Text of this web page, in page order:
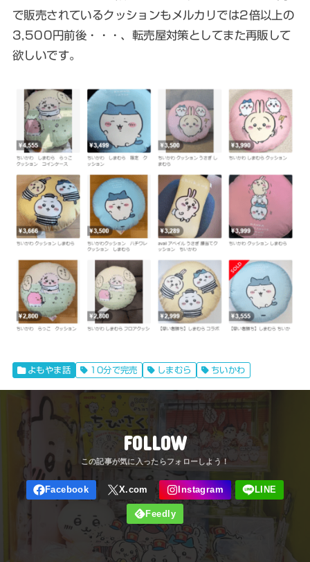
で販売されているクッションもメルカリでは2倍以上の
3,500円前後・・・、転売屋対策としてまた再販して
欲しいです。
よもやま話 10分で完売 しまむら ちいかわ
FOLLOW